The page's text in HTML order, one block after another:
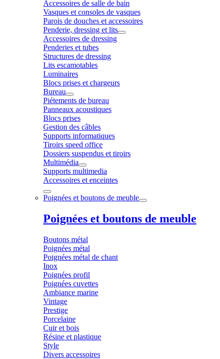
Accessoires de salle de bain
Vasques et consoles de vasques
Parois de douches et accessoires
Penderie, dressing et lits
Accessoires de dressing
Penderies et tubes
Structures de dressing
Lits escamotables
Luminaires
Blocs prises et chargeurs
Bureau
Piétements de bureau
Panneaux acoustiques
Blocs prises
Gestion des câbles
Supports informatiques
Tiroirs speed office
Dossiers suspendus et tiroirs
Multimédia
Supports multimedia
Accessoires et enceintes
Poignées et boutons de meuble
Poignées et boutons de meuble
Boutons métal
Poignées métal
Poignées métal de chant
Inox
Poignées profil
Poignées cuvettes
Ambiance marine
Vintage
Prestige
Porcelaine
Cuir et bois
Résine et plastique
Style
Divers accessoires